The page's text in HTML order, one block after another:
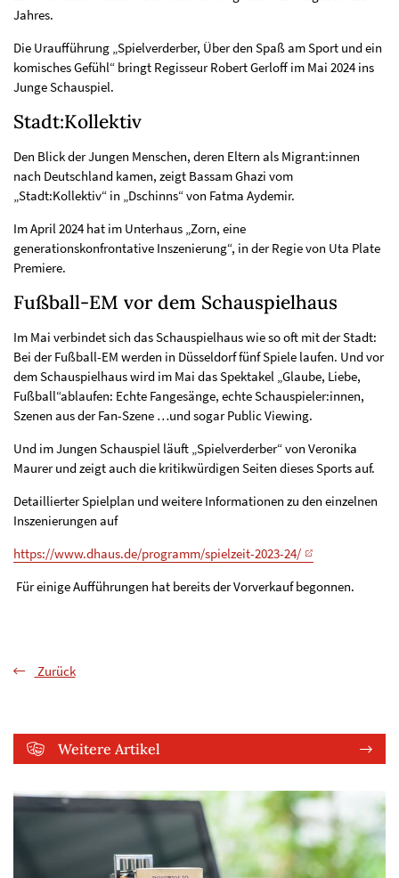
Jahres.
Die Uraufführung „Spielverderber, Über den Spaß am Sport und ein
komisches Gefühl“ bringt Regisseur Robert Gerloff im Mai 2024 ins
Junge Schauspiel.
Stadt:Kollektiv
Den Blick der Jungen Menschen, deren Eltern als Migrant:innen
nach Deutschland kamen, zeigt Bassam Ghazi vom
„Stadt:Kollektiv“ in „Dschinns“ von Fatma Aydemir.
Im April 2024 hat im Unterhaus „Zorn, eine
generationskonfrontative Inszenierung“, in der Regie von Uta Plate
Premiere.
Fußball-EM vor dem Schauspielhaus
Im Mai verbindet sich das Schauspielhaus wie so oft mit der Stadt:
Bei der Fußball-EM werden in Düsseldorf fünf Spiele laufen. Und vor
dem Schauspielhaus wird im Mai das Spektakel „Glaube, Liebe,
Fußball“ablaufen: Echte Fangesänge, echte Schauspieler:innen,
Szenen aus der Fan-Szene …und sogar Public Viewing.
Und im Jungen Schauspiel läuft „Spielverderber“ von Veronika
Maurer und zeigt auch die kritikwürdigen Seiten dieses Sports auf.
Detaillierter Spielplan und weitere Informationen zu den einzelnen
Inszenierungen auf
https://www.dhaus.de/programm/spielzeit-2023-24/
Für einige Aufführungen hat bereits der Vorverkauf begonnen.
Zurück
Weitere Artikel